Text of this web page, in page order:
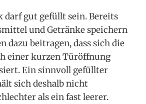
darf gut gefüllt sein. Bereits
und Getränke speichern
dazu beitragen, dass sich die
einer kurzen Türöffnung
Ein sinnvoll gefüllter
sich deshalb nicht
als ein fast leerer.